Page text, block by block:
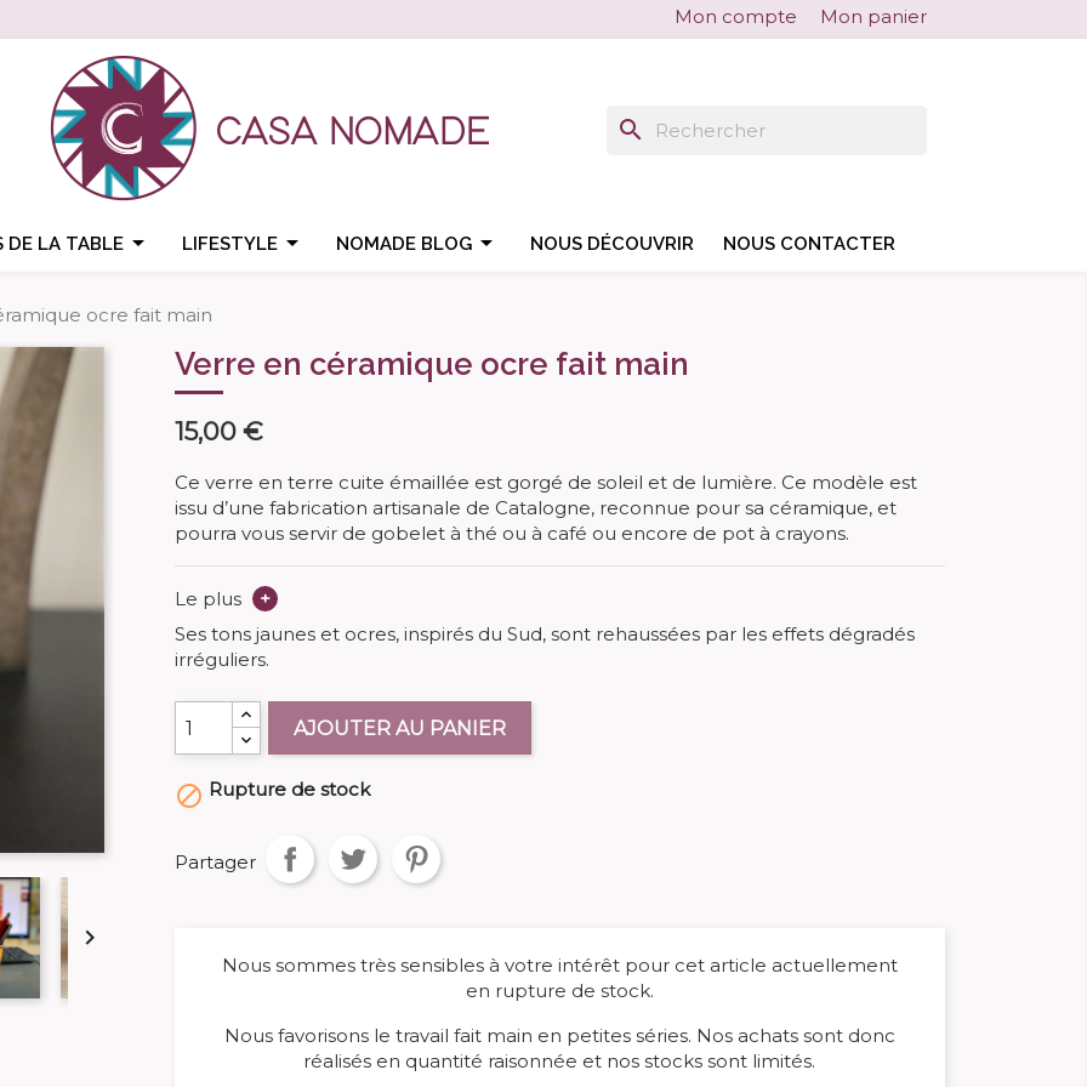
Mon compte Mon panier
search

DE LA TABLE 
LIFESTYLE 
NOMADE BLOG NOUS DÉCOUVRIR NOUS CONTACTER
search
ocre fait main

Verre en céramique ocre fait main
15,00 €
Ce verre en terre cuite émaillée est gorgé de soleil et de lumière. Ce modèle est
issu d’une fabrication artisanale de Catalogne, reconnue pour sa céramique, et
pourra vous servir de gobelet à thé ou à café ou encore de pot à crayons.
Le plus
+
Ses tons jaunes et ocres, inspirés du Sud, sont rehaussées par les effets dégradés
irréguliers.
AJOUTER AU PANIER
 Rupture de stock
Partager
Nous sommes très sensibles à votre intérêt pour cet article actuellement
en rupture de stock.
Nous favorisons le travail fait main en petites séries. Nos achats sont donc
réalisés en quantité raisonnée et nos stocks sont limités.